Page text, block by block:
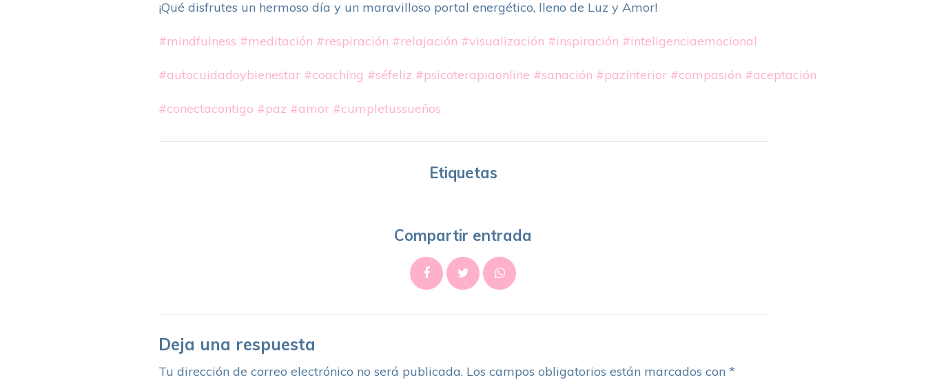
¡Qué disfrutes un hermoso día y un maravilloso portal energético, lleno de Luz y Amor!
#mindfulness #meditación #respiración #relajación #visualización #inspiración #inteligenciaemocional
#autocuidadoybienestar #coaching #séfeliz #psicoterapiaonline #sanación #pazinterior #compasión #aceptación
#conectacontigo #paz #amor #cumpletussueños
Etiquetas
Compartir entrada
Deja una respuesta
Tu dirección de correo electrónico no será publicada. Los campos obligatorios están marcados con *